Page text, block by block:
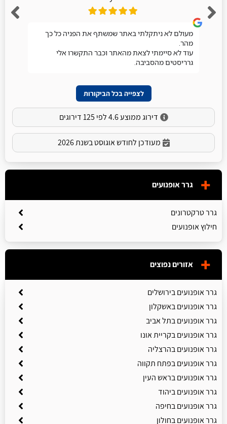
מעולם לא ניתקלתי באתר שמשתף את הפניה כל כך
מהר.
עוד לא סיימתי לצאת מהאתר וכבר התקשרו אלי
גרריסטים מהסביבה.
לצפייה בכל הביקורות
דירוג ממוצע 4.6 לפי 125 דירוגים
מעודכן לחודש אוגוסט בשנת 2026
גרר אופנועים
גרר טרקטרונים
חילוץ אופנועים
אזורים נפוצים
גרר אופנועים בירושלים
גרר אופנועים באשקלון
גרר אופנועים בתל אביב
גרר אופנועים בקריית אונו
גרר אופנועים בהרצליה
גרר אופנועים בפתח תקווה
גרר אופנועים בראש העין
גרר אופנועים ביהוד
גרר אופנועים בחיפה
גרר אופנועים בחולון